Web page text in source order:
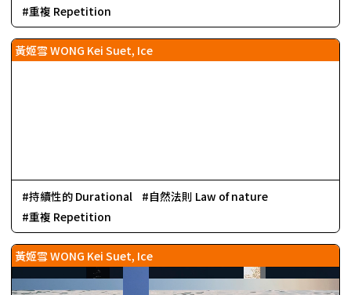
重複 Repetition
黃姬雪 WONG Kei Suet, Ice
持續性的 Durational
自然法則 Law of nature
重複 Repetition
黃姬雪 WONG Kei Suet, Ice